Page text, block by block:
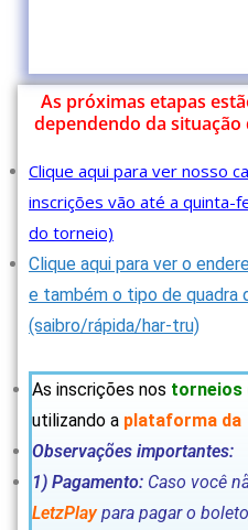
As próximas etapas
dependendo da
Clique aqui para ver nosso
inscrições vão até a quinta-
do torneio)
Clique aqui para ver o
e também o tipo de quadra
(saibro/rápida/har-tru)
As inscrições nos torneios
utilizando a plataforma da
Observações importantes:
1) Pagamento: Caso você
LetzPlaypara pagar o